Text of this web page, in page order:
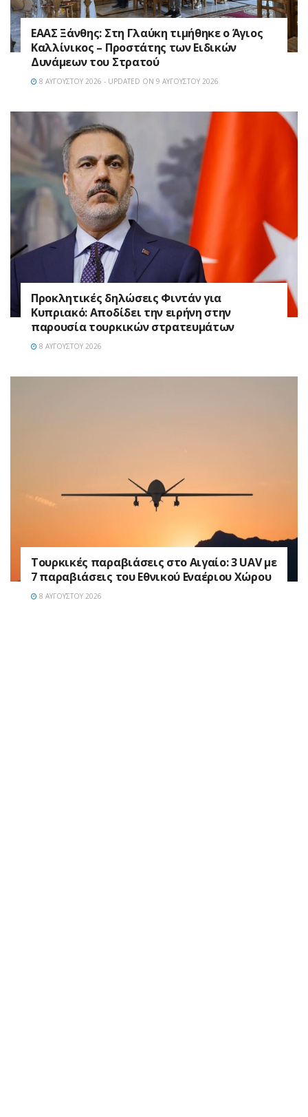
EAAΣ Ξάνθης: Στη Γλαύκη τιμήθηκε ο Άγιος
Καλλίνικος – Προστάτης των Ειδικών
Δυνάμεων του Στρατού
8 ΑΥΓΟΎΣΤΟΥ 2026 - UPDATED ON 9 ΑΥΓΟΎΣΤΟΥ 2026
Προκλητικές δηλώσεις Φιντάν για
Κυπριακό: Αποδίδει την ειρήνη στην
παρουσία τουρκικών στρατευμάτων
8 ΑΥΓΟΎΣΤΟΥ 2026
Τουρκικές παραβιάσεις στο Αιγαίο: 3 UAV με
7 παραβιάσεις του Εθνικού Εναέριου Χώρου
8 ΑΥΓΟΎΣΤΟΥ 2026